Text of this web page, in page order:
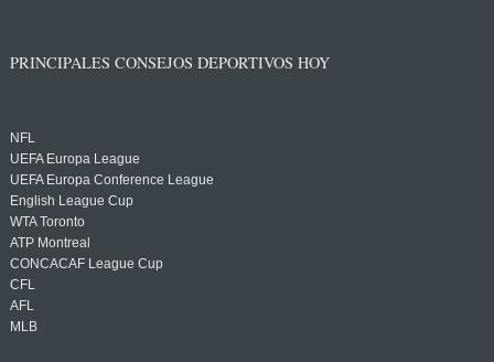
PRINCIPALES CONSEJOS DEPORTIVOS HOY
NFL
UEFA Europa League
UEFA Europa Conference League
English League Cup
WTA Toronto
ATP Montreal
CONCACAF League Cup
CFL
AFL
MLB